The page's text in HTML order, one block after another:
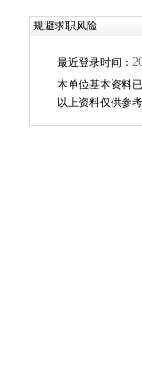
规避求职风险
最近登录时间：
本单位基本资料
以上资料仅供参